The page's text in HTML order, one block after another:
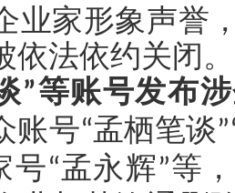
业家形象声誉
依法依约关闭。
”等账号发布
账号“孟栖笔谈
号“孟永辉”等